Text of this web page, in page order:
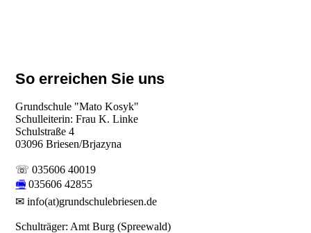
So erreichen Sie uns
Grundschule "Mato Kosyk"
Schulleiterin: Frau K. Linke
Schulstraße 4
03096 Briesen/Brjazyna
☏ 035606 40019
🖷 035606 42855
✉ info(at)grundschulebriesen.de
Schulträger: Amt Burg (Spreewald)